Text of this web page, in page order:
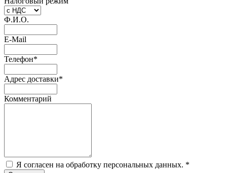
Ф.И.О.
E-Mail
Телефон*
Адрес доставки*
Комментарий
Я согласен на обработку персональных данных. *